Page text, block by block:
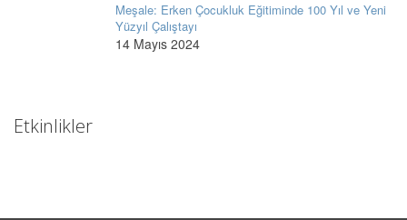
Meşale: Erken Çocukluk Eğitiminde 100 Yıl ve Yeni
Yüzyıl Çalıştayı
14 Mayıs 2024
Etkinlikler